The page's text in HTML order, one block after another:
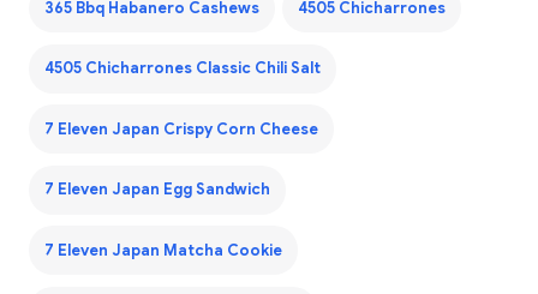
365 Bbq Habanero Cashews 4505 Chicharrones
4505 Chicharrones Classic Chili Salt
7 Eleven Japan Crispy Corn Cheese
7 Eleven Japan Egg Sandwich
7 Eleven Japan Matcha Cookie